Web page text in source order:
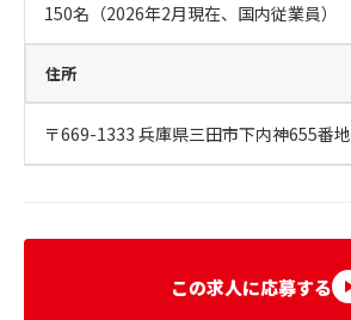
150名（2026年2月現在、国内従業員）
住所
〒669-1333 兵庫県三田市下内神655番地
この求人に応募する